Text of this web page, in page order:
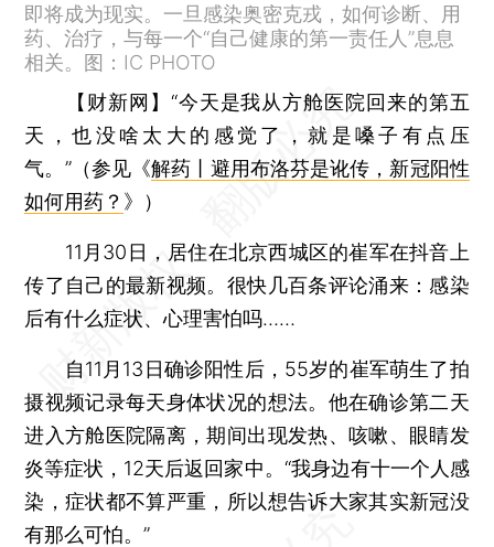
即将成为现实。一旦感染奥密克戎，如何诊断、用
药、治疗，与每一个“自己健康的第一责任人”息息
相关。图：IC PHOTO
【财新网】 “今天是我从方舱医院回来的第五
天，也没啥太大的感觉了，就是嗓子有点压
气。”（参见《解药丨避用布洛芬是讹传，新冠阳性
如何用药？ 》）
11月30日，居住在北京西城区的崔军在抖音上
传了自己的最新视频。很快几百条评论涌来：感染
后有什么症状、心理害怕吗……
自11月13日确诊阳性后，55岁的崔军萌生了拍
摄视频记录每天身体状况的想法。他在确诊第二天
进入方舱医院隔离，期间出现发热、咳嗽、眼睛发
炎等症状，12天后返回家中。“我身边有十一个人感
染，症状都不算严重，所以想告诉大家其实新冠没
有那么可怕。”